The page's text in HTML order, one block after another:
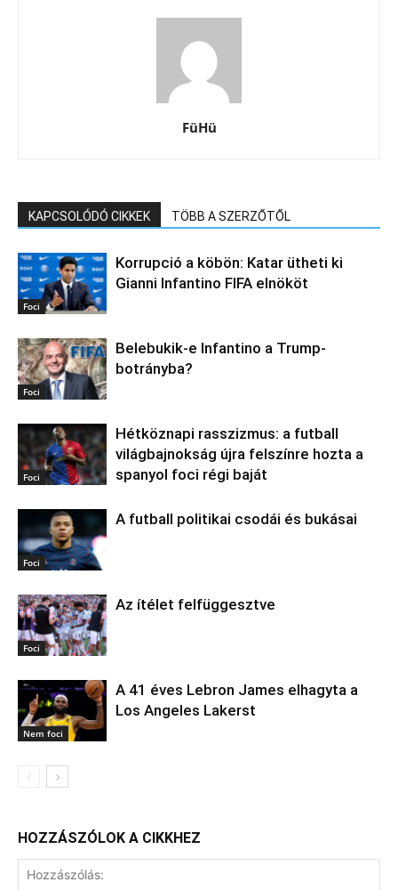
FüHü
KAPCSOLÓDÓ CIKKEK TÖBB A SZERZŐTŐL
Foci
Korrupció a köbön: Katar ütheti ki
Gianni Infantino FIFA elnököt
Foci
Belebukik-e Infantino a Trump-
botrányba?
Foci
Hétköznapi rasszizmus: a futball
világbajnokság újra felszínre hozta a
spanyol foci régi baját
Foci
A futball politikai csodái és bukásai
Foci
Az ítélet felfüggesztve
Nem foci
A 41 éves Lebron James elhagyta a
Los Angeles Lakerst
HOZZÁSZÓLOK A CIKKHEZ